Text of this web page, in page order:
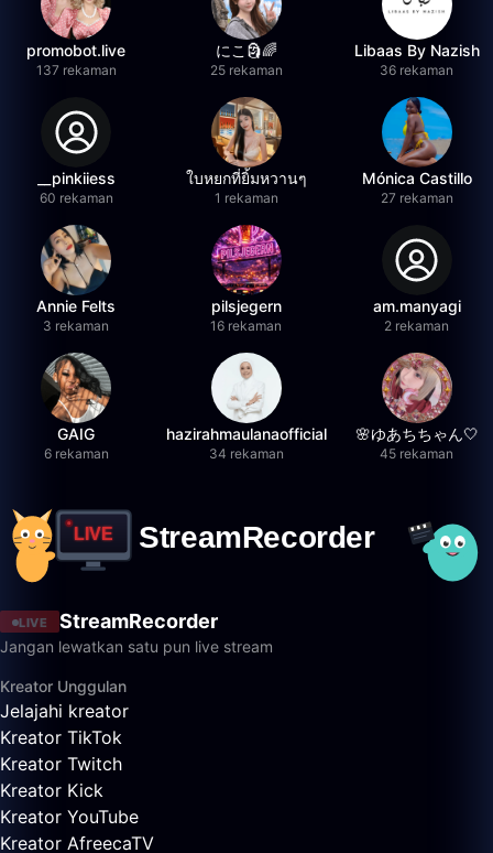
promobot.live
137 rekaman
にこ🗿🌈
25 rekaman
Libaas By Nazish
36 rekaman
__pinkiiess
60 rekaman
ใบหยกที่ยิ้มหวานๆ
1 rekaman
Mónica Castillo
27 rekaman
Annie Felts
3 rekaman
pilsjegern
16 rekaman
am.manyagi
2 rekaman
GAIG
6 rekaman
hazirahmaulanaofficial
34 rekaman
🌸ゆあちちゃん🤍
45 rekaman
LIVE StreamRecorder
Jangan lewatkan satu pun live stream
Kreator Unggulan
Jelajahi kreator
Kreator TikTok
Kreator Twitch
Kreator Kick
Kreator YouTube
Kreator AfreecaTV